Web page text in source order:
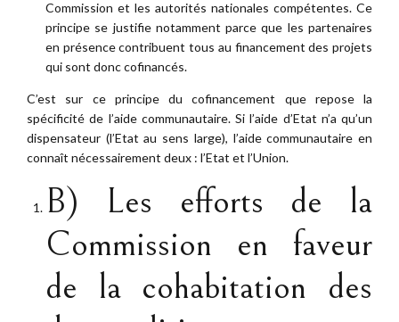
Commission et les autorités nationales compétentes. Ce
principe se justifie notamment parce que les partenaires
en présence contribuent tous au financement des projets
qui sont donc cofinancés.
C’est sur ce principe du cofinancement que repose la
spécificité de l’aide communautaire. Si l’aide d’Etat n’a qu’un
dispensateur (l’Etat au sens large), l’aide communautaire en
connaît nécessairement deux : l’Etat et l’Union.
B) Les efforts de la
Commission en faveur
de la cohabitation des